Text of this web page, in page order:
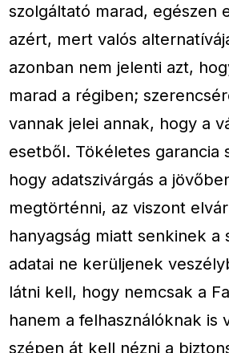
szolgáltató marad, egészen
azért, mert valós
azonban nem jelenti azt,
marad a régiben;
vannak jelei annak, hogy a
esetből. Tökéletes garancia
hogy adatszivárgás a
megtörténni, az viszont
hanyagság miatt senkinek a
adatai ne kerüljenek
látni kell, hogy nemcsak a
hanem a felhasználóknak is
szépen át kell nézni a